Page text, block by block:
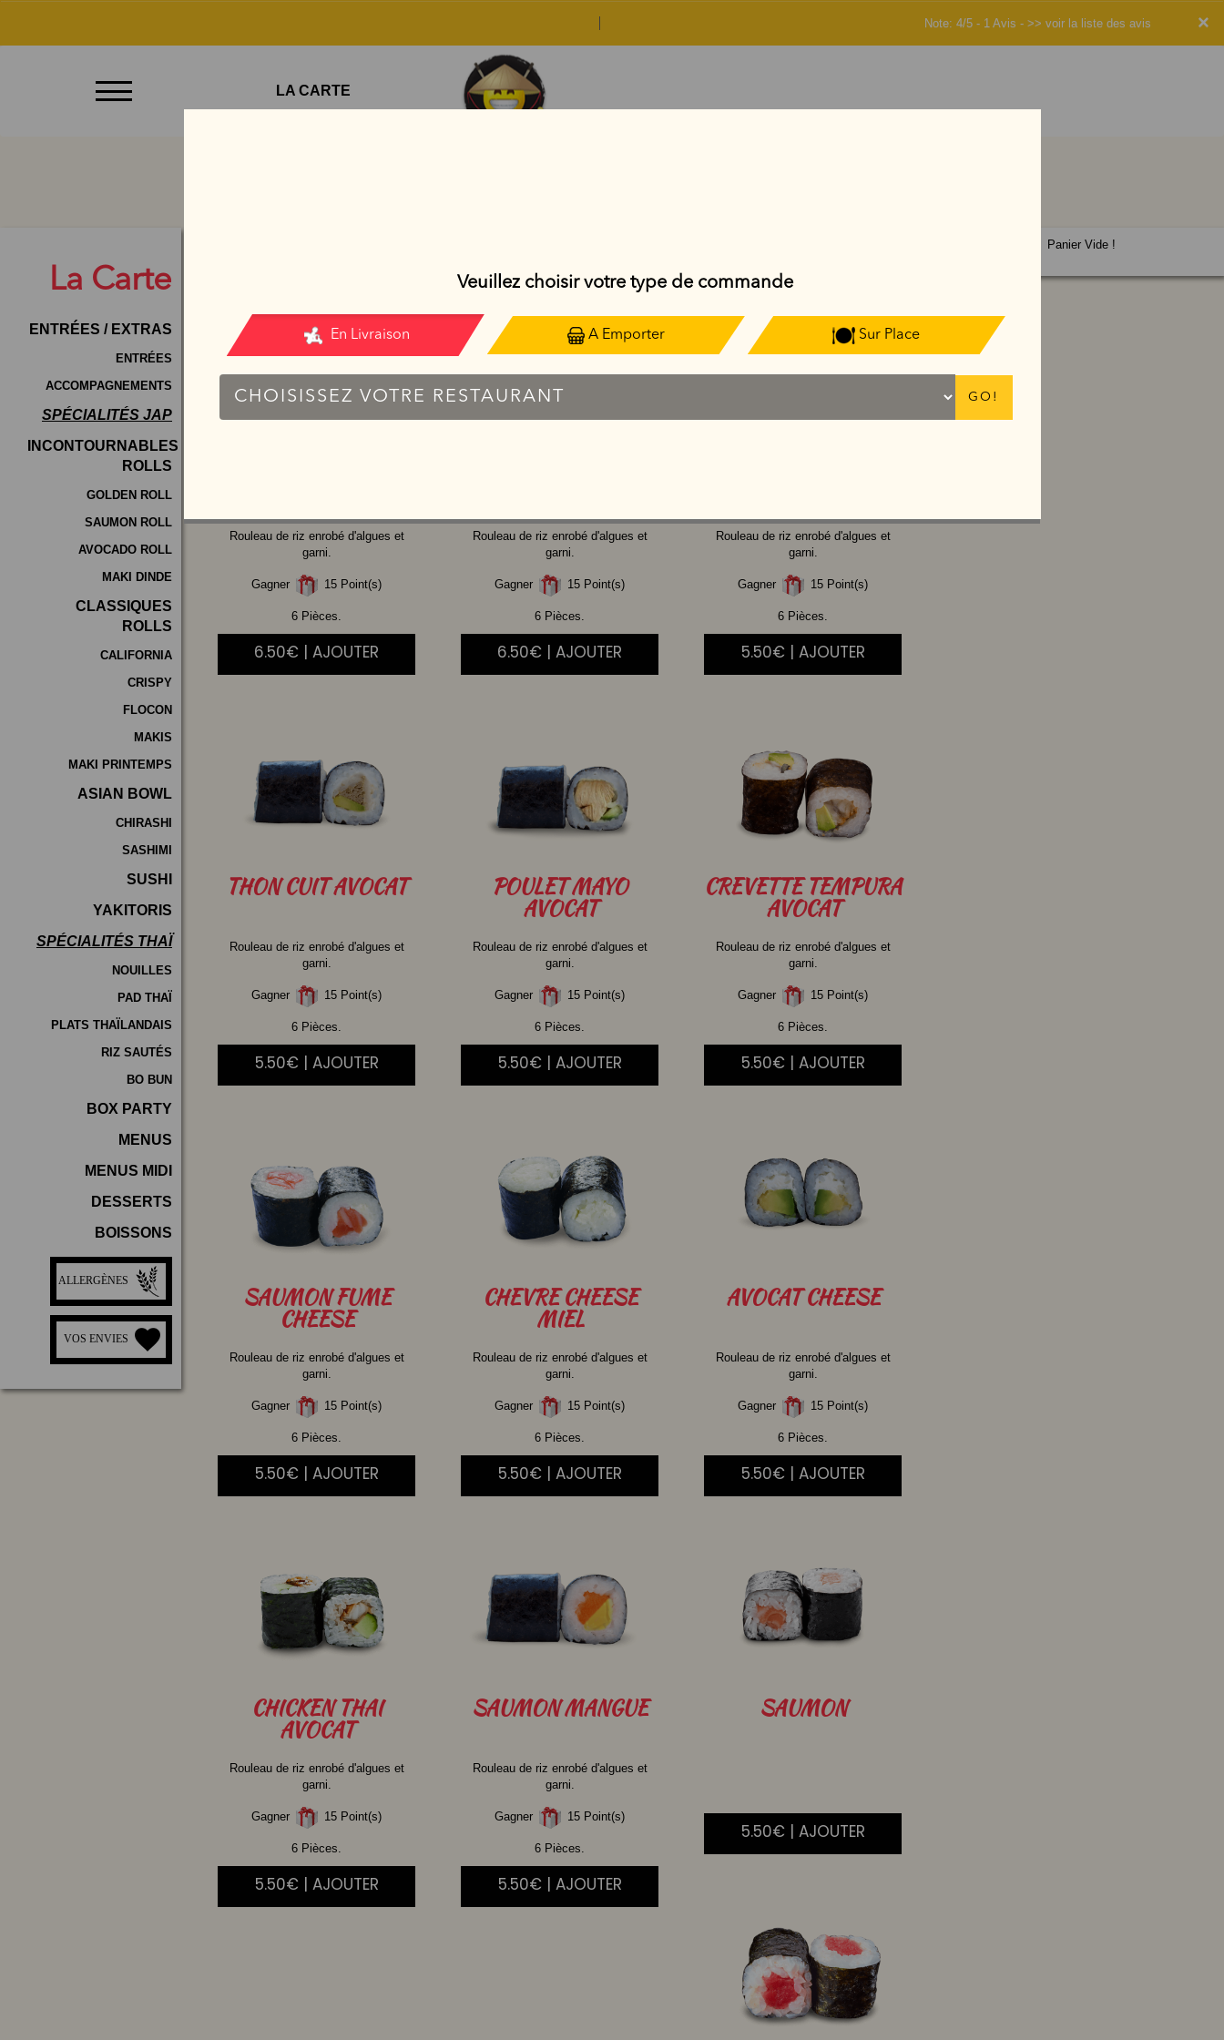
×
Note: 4/5 - 1 Avis - >> voir la liste des avis
Emporter
Contact
Mentions
Légales
Programme
De
Fidélité
Vos
Avis
de
LA CARTE
La Carte
ENTRÉES / EXTRAS
ENTRÉES
ACCOMPAGNEMENTS
SPÉCIALITÉS JAP
INCONTOURNABLES
ROLLS
GOLDEN ROLL
SAUMON ROLL
AVOCADO ROLL
MAKI DINDE
CLASSIQUES
ROLLS
CALIFORNIA
CRISPY
FLOCON
MAKIS
MAKI PRINTEMPS
ASIAN BOWL
CHIRASHI
SASHIMI
SUSHI
YAKITORIS
SPÉCIALITÉS THAÏ
NOUILLES
PAD THAÏ
PLATS THAÏLANDAIS
RIZ SAUTÉS
BO BUN
BOX PARTY
MENUS
MENUS MIDI
DESSERTS
BOISSONS
ALLERGÈNES
VOS ENVIES
Rouleau de riz enrobé d'algues et
garni.
Gagner 15 Point(s)
6 Pièces.
6.50€ | AJOUTER
Rouleau de riz enrobé d'algues et
garni.
Gagner 15 Point(s)
6 Pièces.
6.50€ | AJOUTER
Rouleau de riz enrobé d'algues et
garni.
Gagner 15 Point(s)
6 Pièces.
5.50€ | AJOUTER
THONCUIT AVOCAT
Rouleau de riz enrobé d'algues et
garni.
Gagner 15 Point(s)
6 Pièces.
5.50€ | AJOUTER
POULETMAYO
AVOCAT
Rouleau de riz enrobé d'algues et
garni.
Gagner 15 Point(s)
6 Pièces.
5.50€ | AJOUTER
CREVETTETEMPURA
AVOCAT
Rouleau de riz enrobé d'algues et
garni.
Gagner 15 Point(s)
6 Pièces.
5.50€ | AJOUTER
SAUMONFUME
CHEESE
Rouleau de riz enrobé d'algues et
garni.
Gagner 15 Point(s)
6 Pièces.
5.50€ | AJOUTER
CHEVRECHEESE
MIEL
Rouleau de riz enrobé d'algues et
garni.
Gagner 15 Point(s)
6 Pièces.
5.50€ | AJOUTER
AVOCATCHEESE
Rouleau de riz enrobé d'algues et
garni.
Gagner 15 Point(s)
6 Pièces.
5.50€ | AJOUTER
CHICKENTHAI
AVOCAT
Rouleau de riz enrobé d'algues et
garni.
Gagner 15 Point(s)
6 Pièces.
5.50€ | AJOUTER
SAUMONMANGUE
Rouleau de riz enrobé d'algues et
garni.
Gagner 15 Point(s)
6 Pièces.
5.50€ | AJOUTER
SAUMON
5.50€ | AJOUTER
Panier Vide !